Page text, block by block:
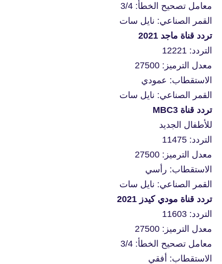
معامل تصحيح الخطأ: 3/4
القمر الصناعي: نايل سات
تردد قناة ماجد 2021
التردد: 12221
معدل الترميز: 27500
الاستقطاب: عمودي
القمر الصناعي: نايل سات
تردد قناة MBC3
للأطفال الجديد
التردد: 11475
معدل الترميز: 27500
الاستقطاب: رأسي
القمر الصناعي: نايل سات
تردد قناة مودي كيدز 2021
التردد: 11603
معدل الترميز: 27500
معامل تصحيح الخطأ: 3/4
الاستقطاب: أفقي